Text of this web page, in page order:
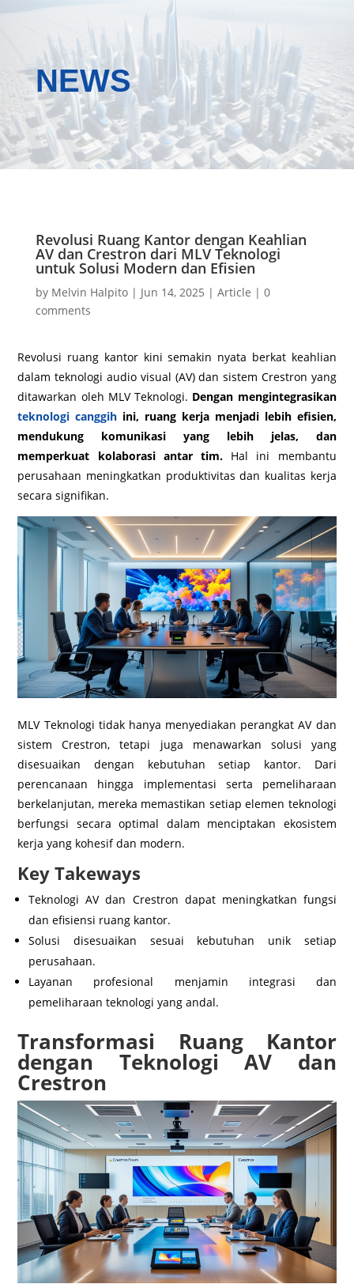
NEWS
Revolusi Ruang Kantor dengan Keahlian
AV dan Crestron dari MLV Teknologi
untuk Solusi Modern dan Efisien
by Melvin Halpito| Jun 14, 2025 | Article | 0
comments
Revolusi ruang kantor kini semakin nyata berkat keahlian
dalam teknologi audio visual (AV) dan sistem Crestron yang
ditawarkan oleh MLV Teknologi. Dengan mengintegrasikan
teknologi canggih ini, ruang kerja menjadi lebih efisien,
mendukung komunikasi yang lebih jelas, dan
memperkuat kolaborasi antar tim. Hal ini membantu
perusahaan meningkatkan produktivitas dan kualitas kerja
secara signifikan.
MLV Teknologi tidak hanya menyediakan perangkat AV dan
sistem Crestron, tetapi juga menawarkan solusi yang
disesuaikan dengan kebutuhan setiap kantor. Dari
perencanaan hingga implementasi serta pemeliharaan
berkelanjutan, mereka memastikan setiap elemen teknologi
berfungsi secara optimal dalam menciptakan ekosistem
kerja yang kohesif dan modern.
Key Takeways
Teknologi AV dan Crestron dapat meningkatkan fungsi
dan efisiensi ruang kantor.
Solusi disesuaikan sesuai kebutuhan unik setiap
perusahaan.
Layanan profesional menjamin integrasi dan
pemeliharaan teknologi yang andal.
Transformasi Ruang Kantor
dengan Teknologi AV dan
Crestron